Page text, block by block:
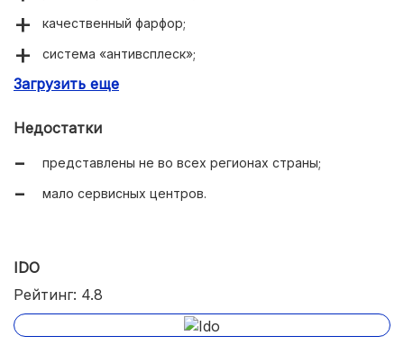
качественный фарфор;
система «антивсплеск»;
доступные комплектующие;
Загрузить еще
Недостатки
представлены не во всех регионах страны;
мало сервисных центров.
IDO
Рейтинг: 4.8